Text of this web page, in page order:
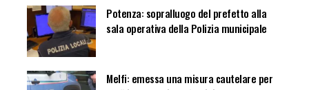
Potenza: sopralluogo del prefetto alla
sala operativa della Polizia municipale
Melfi: emessa una misura cautelare per